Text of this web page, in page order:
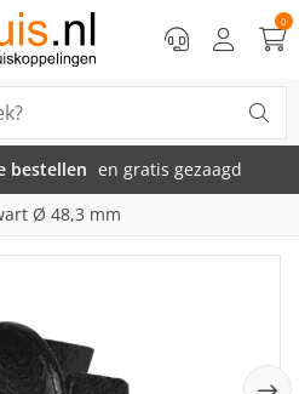
0
en gratis gezaagd
Ø 48,3 mm